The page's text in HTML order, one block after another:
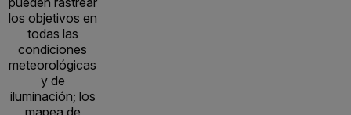
los objetivos en
todas las
condiciones
meteorológicas
y de
iluminación; los
mapea de